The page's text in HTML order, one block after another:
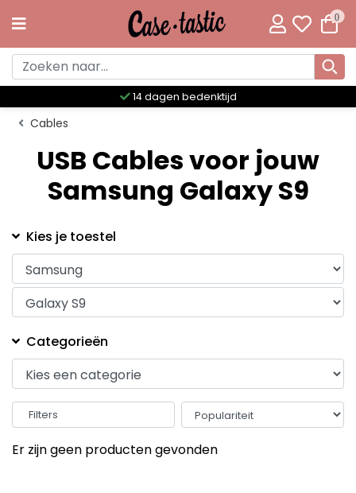
0
14 dagen bedenktijd
Cables
USB Cables voor jouw
Samsung Galaxy S9
Kies je toestel
Categorieën
Filters
Er zijn geen producten gevonden